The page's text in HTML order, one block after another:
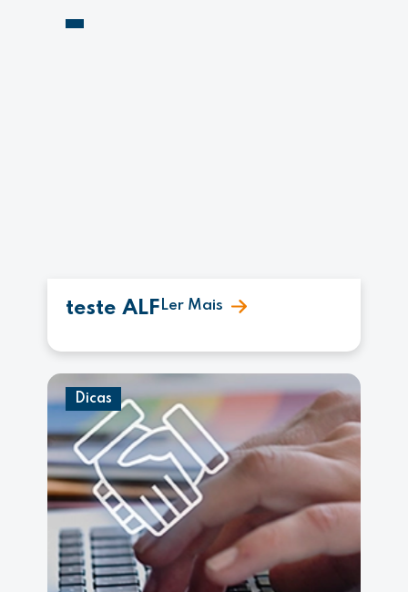
teste ALF Ler Mais
Dicas